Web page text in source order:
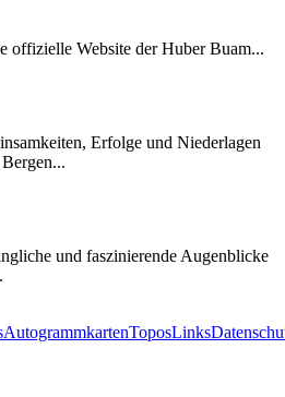
offizielle Website der Huber Buam...
Erfolge und Niederlagen
und faszinierende Augenblicke
AutogrammkartenToposLinks